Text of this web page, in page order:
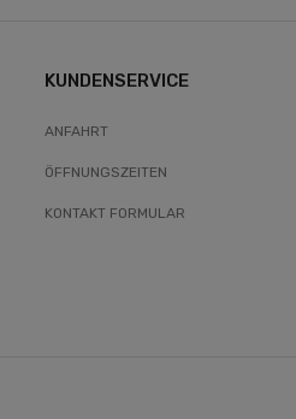
KUNDENSERVICE
ANFAHRT
ÖFFNUNGSZEITEN
KONTAKT FORMULAR